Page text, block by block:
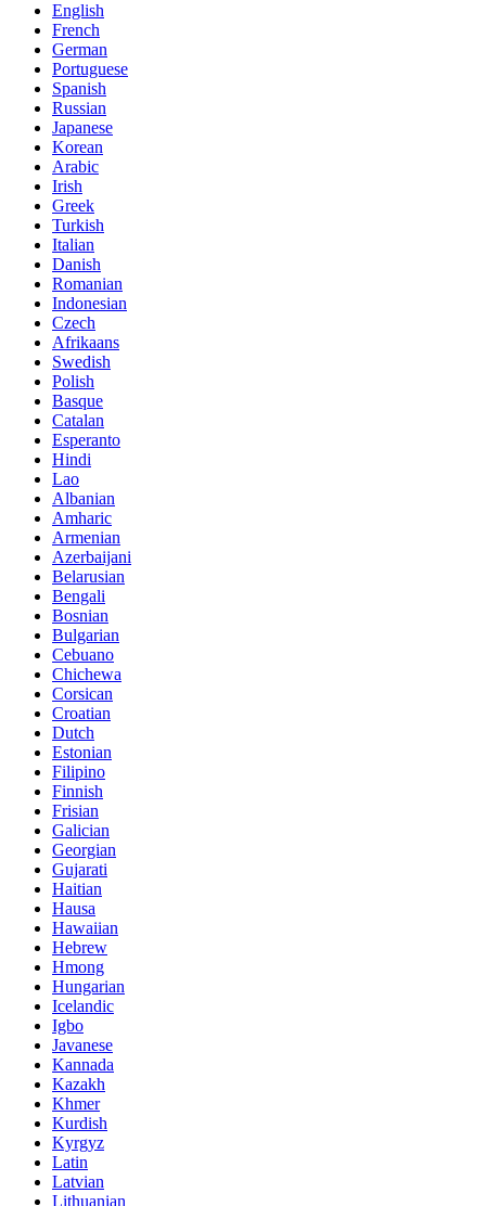
English
French
German
Portuguese
Spanish
Russian
Japanese
Korean
Arabic
Irish
Greek
Turkish
Italian
Danish
Romanian
Indonesian
Czech
Afrikaans
Swedish
Polish
Basque
Catalan
Esperanto
Hindi
Lao
Albanian
Amharic
Armenian
Azerbaijani
Belarusian
Bengali
Bosnian
Bulgarian
Cebuano
Chichewa
Corsican
Croatian
Dutch
Estonian
Filipino
Finnish
Frisian
Galician
Georgian
Gujarati
Haitian
Hausa
Hawaiian
Hebrew
Hmong
Hungarian
Icelandic
Igbo
Javanese
Kannada
Kazakh
Khmer
Kurdish
Kyrgyz
Latin
Latvian
Lithuanian